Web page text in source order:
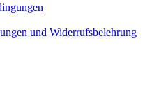
und Widerrufsbelehrung